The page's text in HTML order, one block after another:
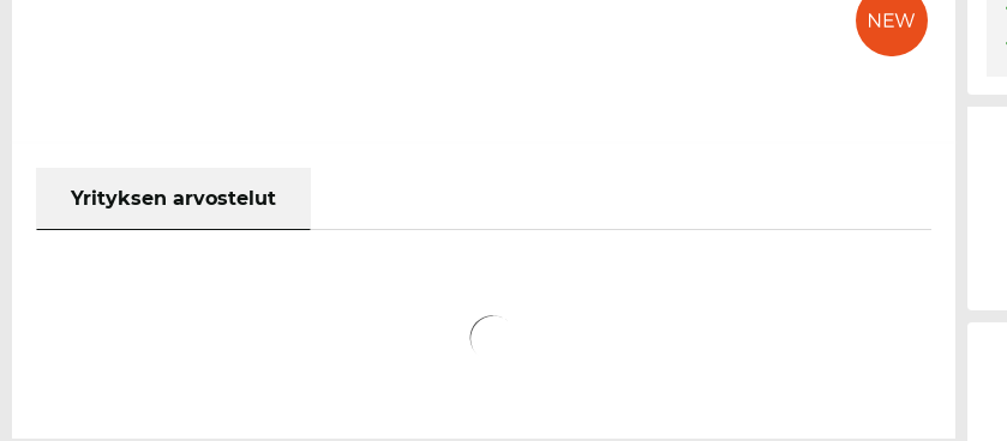
Yrityksen arvostelut